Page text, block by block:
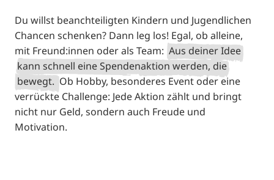
Du willst beanchteiligten Kindern und Jugendlichen
Chancen schenken? Dann leg los! Egal, ob alleine,
mit Freund:innen oder als Team: Aus deiner Idee
kann schnell eine Spendenaktion werden, die
bewegt. Ob Hobby, besonderes Event oder eine
verrückte Challenge: Jede Aktion zählt und bringt
nicht nur Geld, sondern auch Freude und
Motivation.